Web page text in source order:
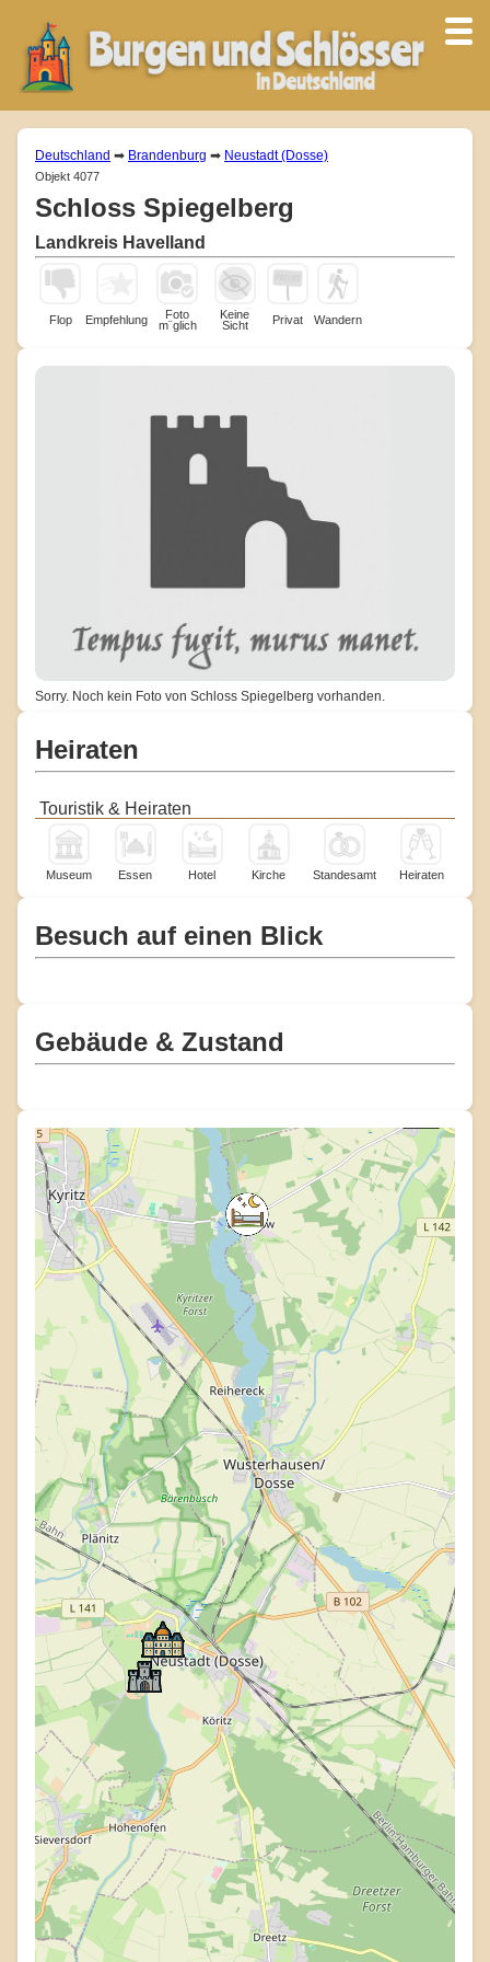
Deutschland ➡ Brandenburg ➡ Neustadt (Dosse)
Objekt 4077
Schloss Spiegelberg
Landkreis Havelland
Flop Empfehlung
Foto
m¨glich
Keine
Sicht
Privat Wandern
Sorry. Noch kein Foto von Schloss Spiegelberg vorhanden.
Heiraten
Touristik & Heiraten
Museum Essen Hotel Kirche Standesamt Heiraten
Besuch auf einen Blick
Gebäude & Zustand